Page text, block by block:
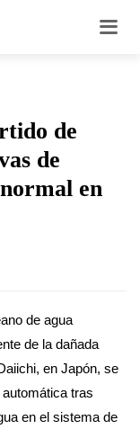
de
de
en
de agua
de la dañada
en Japón, se
tras
en el sistema de